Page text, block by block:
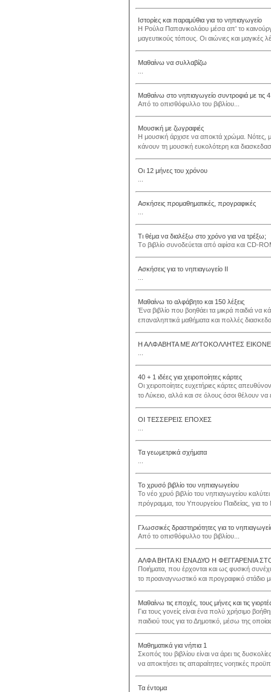
Ιστορίες και παραμύθια για το νηπιαγωγείο
Η Ρούλα Παπανικολάου μέσα απ' το
μαγευτικούς τόπους. Οι αιώνιες και μαγικές
Μαθαίνω να συλλαβίζω
Μαθαίνω στο νηπιαγωγείο συντροφιά με τις
Από το οπισθόφυλλο του βιβλίου...
Μουσική με ζωγραφιές
Η μουσική άρχισε να αποκτά χρώμα. Νότες,
κάνουν τη μουσική ευκολότερη και
Οι 12 μήνες του χρόνου
Ασκήσεις προμαθηματικές, προγραφικές
Τι θέμα να διαλέξω στο χρόνο για να τρέξω;
Tο βιβλίο συνοδεύεται από αφίσα και CD-
Ασκήσεις για το νηπιαγωγείο ΙΙ
Μαθαίνω το αλφάβητο και 150 λέξεις
Ένα βιβλίο που βοηθάει τα μικρά παιδιά
επαναληπτικά μαθήματα και πολλές
Η ΑΛΦΑΒΗΤΑ ΜΕ ΑΥΤΟΚΟΛΛΗΤΕΣ
40 + 1 ιδέες για χειροποίητες κάρτες
Οι χειροποίητες ευχετήριες κάρτες
το Λύκειο, αλλά και σε όλους όσοι θέλουν να
ΟΙ ΤΕΣΣΕΡΕΙΣ ΕΠΟΧΕΣ
Τα γεωμετρικά σχήματα
Το χρυσό βιβλίο του νηπιαγωγείου
Το νέο χρυό βιβλίο του νηπιαγωγείου
πρόγραμμα, του Υπουργείου Παιδείας, για
Γλωσσικές δραστηριότητες για το
Από το οπισθόφυλλο του βιβλίου...
ΑΛΦΑ ΒΗΤΑ ΚΙ ΕΝΑ ΔΥΟ Η ΦΕΓΓΑΡΕΝΙΑ
Ποιήματα, που έρχονται και ως φυσική
το προαναγνωστικό και προγραφικό στάδιο
Μαθαίνω τις εποχές, τους μήνες και τις
Για τους γονείς είναι ένα πολύ χρήσιμο
παιδιού τους για το Δημοτικό, μέσω της
Μαθηματικά για νήπια 1
Σκοπός του βιβλίου είναι να άρει τις
να αποκτήσει τις απαραίτητες νοητικές
Τα έντομα